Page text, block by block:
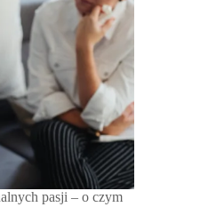
pasji – o czym